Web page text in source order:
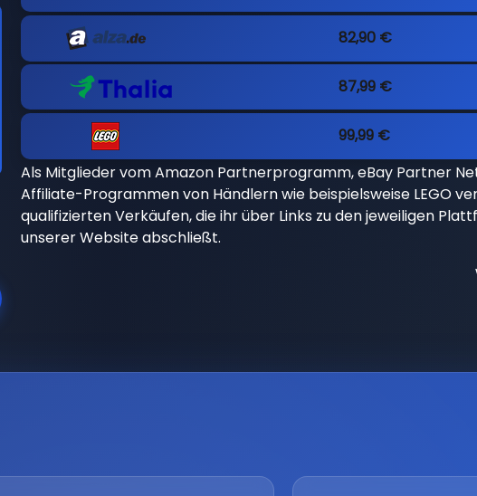
82,90 €
87,99 €
99,99 €
Als Mitglieder vom Amazon Partnerprogramm, eBay Partner
Affiliate-Programmen von Händlern wie beispielsweise LEGO
qualifizierten Verkäufen, die ihr über Links zu den jeweiligen
unserer Website abschließt.